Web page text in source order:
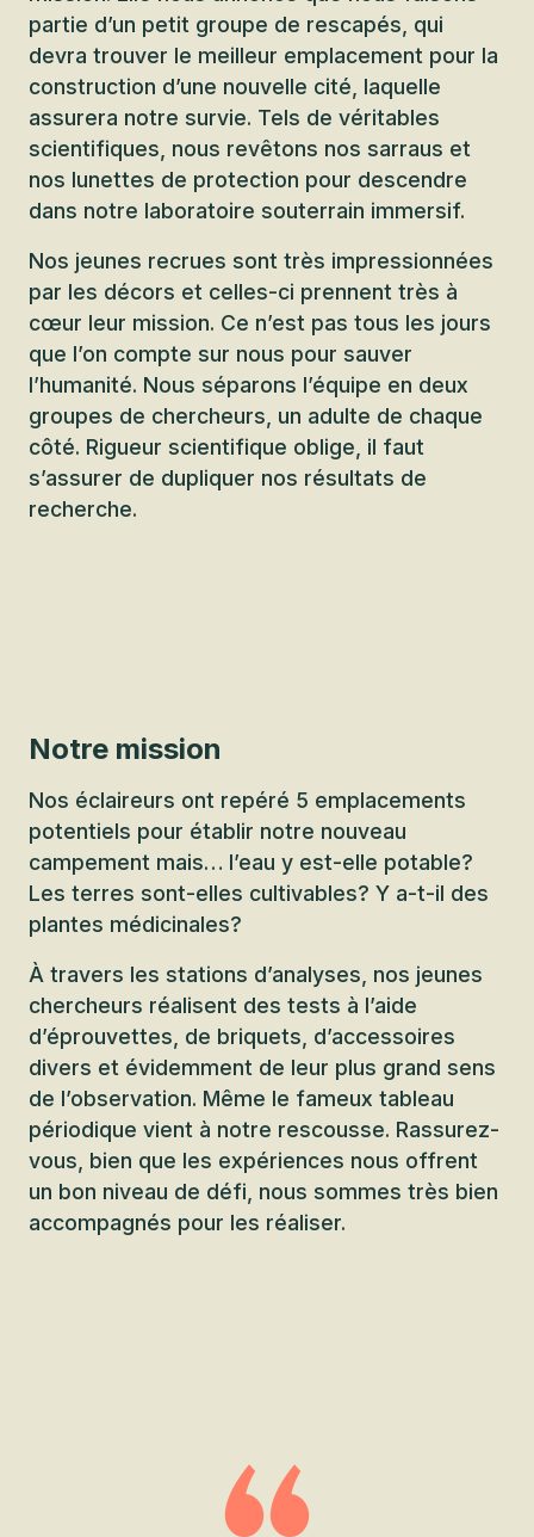
partie d’un petit groupe de rescapés, qui
devra trouver le meilleur emplacement pour la
construction d’une nouvelle cité, laquelle
assurera notre survie. Tels de véritables
scientifiques, nous revêtons nos sarraus et
nos lunettes de protection pour descendre
dans notre laboratoire souterrain immersif.
Nos jeunes recrues sont très impressionnées
par les décors et celles-ci prennent très à
cœur leur mission. Ce n’est pas tous les jours
que l’on compte sur nous pour sauver
l’humanité. Nous séparons l’équipe en deux
groupes de chercheurs, un adulte de chaque
côté. Rigueur scientifique oblige, il faut
s’assurer de dupliquer nos résultats de
recherche.
Notre mission
Nos éclaireurs ont repéré 5 emplacements
potentiels pour établir notre nouveau
campement mais… l’eau y est-elle potable?
Les terres sont-elles cultivables? Y a-t-il des
plantes médicinales?
À travers les stations d’analyses, nos jeunes
chercheurs réalisent des tests à l’aide
d’éprouvettes, de briquets, d’accessoires
divers et évidemment de leur plus grand sens
de l’observation. Même le fameux tableau
périodique vient à notre rescousse. Rassurez-
vous, bien que les expériences nous offrent
un bon niveau de défi, nous sommes très bien
accompagnés pour les réaliser.